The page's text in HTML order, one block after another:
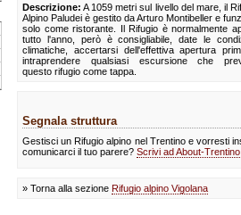
Descrizione: A 1059 metri sul livello del mare, il
Alpino Paludei è gestito da Arturo Montibeller e
solo come ristorante. Il Rifugio è normalmente
tutto l'anno, però è consigliabile, date le
climatiche, accertarsi dell'effettiva apertura
intraprendere qualsiasi escursione che
questo rifugio come tappa.
Segnala struttura
Gestisci un Rifugio alpino nel Trentino e vorresti
comunicarci il tuo parere? Scrivi ad About-
» Torna alla sezione Rifugio alpino Vigolana